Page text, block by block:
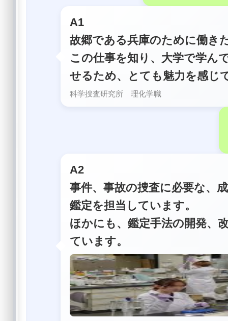
A1
故郷である兵庫のために働き
この仕事を知り、大学で学ん
せるため、とても魅力を感じ
科学捜査研究所 理化学職
A2
事件、事故の捜査に必要な、
鑑定を担当しています。
ほかにも、鑑定手法の開発、
ています。